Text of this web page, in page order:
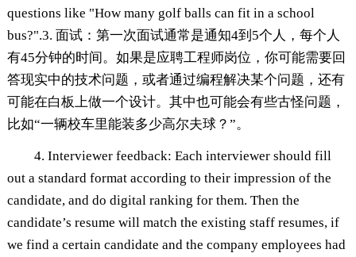
questions like "How many golf balls can fit in a school
bus?".3. 面试：第一次面试通常是通知4到5个人，每个人
有45分钟的时间。如果是应聘工程师岗位，你可能需要回
答现实中的技术问题，或者通过编程解决某个问题，还有
可能在白板上做一个设计。其中也可能会有些古怪问题，
比如“一辆校车里能装多少高尔夫球？”。
4. Interviewer feedback: Each interviewer should fill
out a standard format according to their impression of the
candidate, and do digital ranking for them. Then the
candidate’s resume will match the existing staff resumes, if
we find a certain candidate and the company employees had